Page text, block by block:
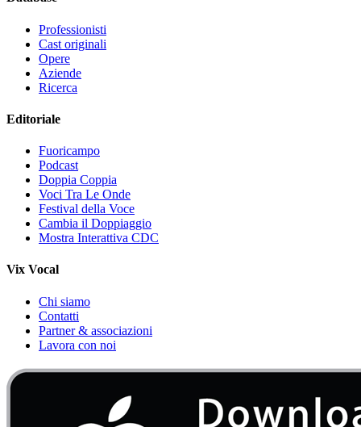
Professionisti
Cast originali
Opere
Aziende
Ricerca
Editoriale
Fuoricampo
Podcast
Doppia Coppia
Voci Tra Le Onde
Festival della Voce
Cambia il Doppiaggio
Mostra Interattiva CDC
Vix Vocal
Chi siamo
Contatti
Partner & associazioni
Lavora con noi